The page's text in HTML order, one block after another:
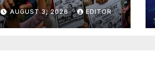
AUGUST 3, 2026 EDITOR